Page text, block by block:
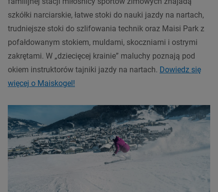
szkółki narciarskie, łatwe stoki do nauki jazdy na nartach,
trudniejsze stoki do szlifowania technik oraz Maisi Park z
pofałdowanym stokiem, muldami, skoczniami i ostrymi
zakrętami. W „dziecięcej krainie” maluchy poznają pod
okiem instruktorów tajniki jazdy na nartach. Dowiedz się
więcej o Maiskogel!